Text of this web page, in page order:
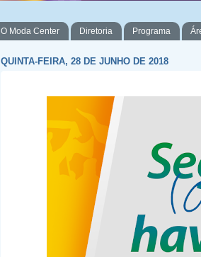
O Moda Center Diretoria Programa
QUINTA-FEIRA, 28 DE JUNHO DE 2018